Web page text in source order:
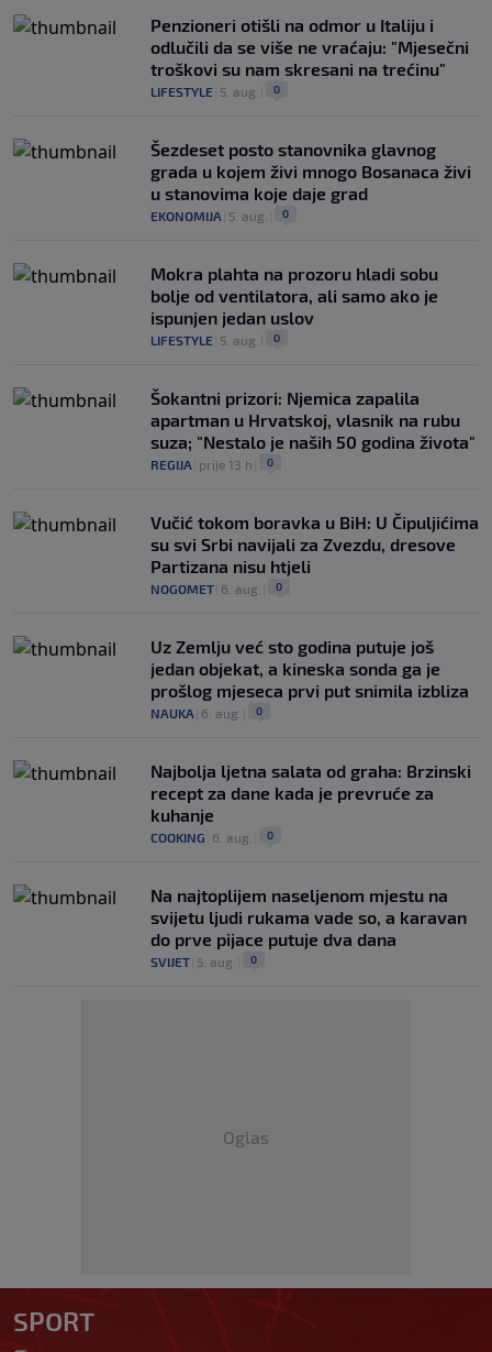
Penzioneri otišli na odmor u Italiju i
odlučili da se više ne vraćaju: "Mjesečni
troškovi su nam skresani na trećinu"
LIFESTYLE 5. aug. 0
Šezdeset posto stanovnika glavnog
grada u kojem živi mnogo Bosanaca živi
u stanovima koje daje grad
EKONOMIJA 5. aug. 0
Mokra plahta na prozoru hladi sobu
bolje od ventilatora, ali samo ako je
ispunjen jedan uslov
LIFESTYLE 5. aug. 0
Šokantni prizori: Njemica zapalila
apartman u Hrvatskoj, vlasnik na rubu
suza; "Nestalo je naših 50 godina života"
REGIJA prije 13 h 0
Vučić tokom boravka u BiH: U Čipuljićima
su svi Srbi navijali za Zvezdu, dresove
Partizana nisu htjeli
NOGOMET 6. aug. 0
Uz Zemlju već sto godina putuje još
jedan objekat, a kineska sonda ga je
prošlog mjeseca prvi put snimila izbliza
NAUKA 6. aug. 0
Najbolja ljetna salata od graha: Brzinski
recept za dane kada je prevruće za
kuhanje
COOKING 6. aug. 0
Na najtoplijem naseljenom mjestu na
svijetu ljudi rukama vade so, a karavan
do prve pijace putuje dva dana
SVIJET 5. aug. 0
Oglas
SPORT